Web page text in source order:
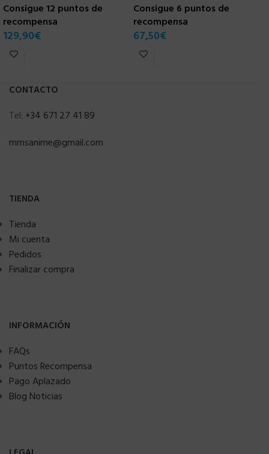
Consigue 12 puntos de
recompensa
129,90€
Consigue 6 puntos de
recompensa
67,50€
CONTACTO
Tel: +34 671 27 41 89
mmsanime@gmail.com
TIENDA
Tienda
Mi cuenta
Pedidos
Finalizar compra
INFORMACIÓN
FAQs
Puntos Recompensa
Pago Aplazado
Blog Noticias